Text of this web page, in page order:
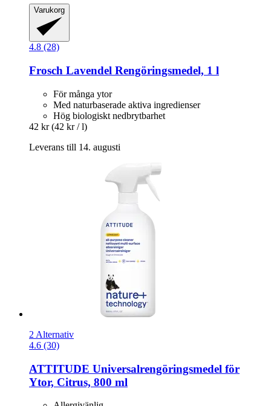
Varukorg
4.8 (28)
Frosch Lavendel Rengöringsmedel, 1 l
För många ytor
Med naturbaserade aktiva ingredienser
Hög biologiskt nedbrytbarhet
42 kr (42 kr / l)
Leverans till 14. augusti
2 Alternativ
4.6 (30)
ATTITUDE Universalrengöringsmedel för
Ytor, Citrus, 800 ml